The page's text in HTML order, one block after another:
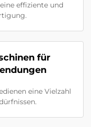
effiziente und
für
eine Vielzahl